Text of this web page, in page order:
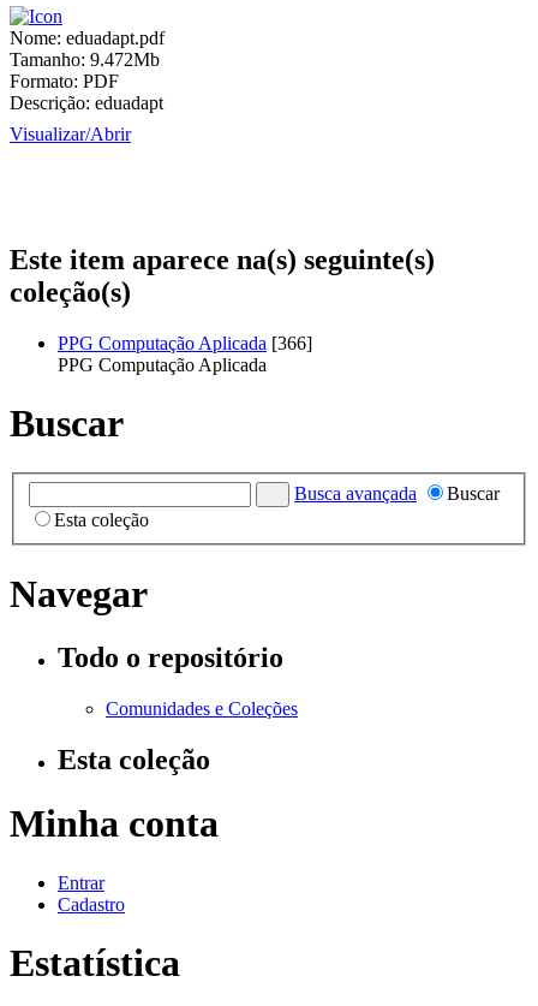
Nome: eduadapt.pdf
Tamanho: 9.472Mb
Formato: PDF
Descrição: eduadapt
Visualizar/Abrir
Este item aparece na(s) seguinte(s)
coleção(s)
PPG Computação Aplicada [366]
PPG Computação Aplicada
Buscar
Busca avançada
Buscar
Esta coleção
Navegar
Todo o repositório
Comunidades e Coleções
Esta coleção
Minha conta
Entrar
Cadastro
Estatística